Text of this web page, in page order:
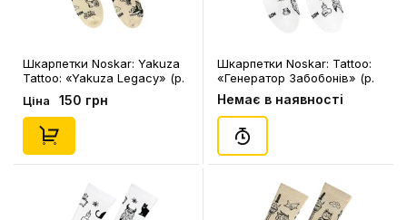
Шкарпетки Noskar: Yakuza
Tattoo: «Yakuza Legacy» (р.
36-40), (91399)
Ціна 150 грн
Шкарпетки Noskar: Tattoo:
«Генератор Забобонів» (р.
41-46), (91594)
Немає в наявності